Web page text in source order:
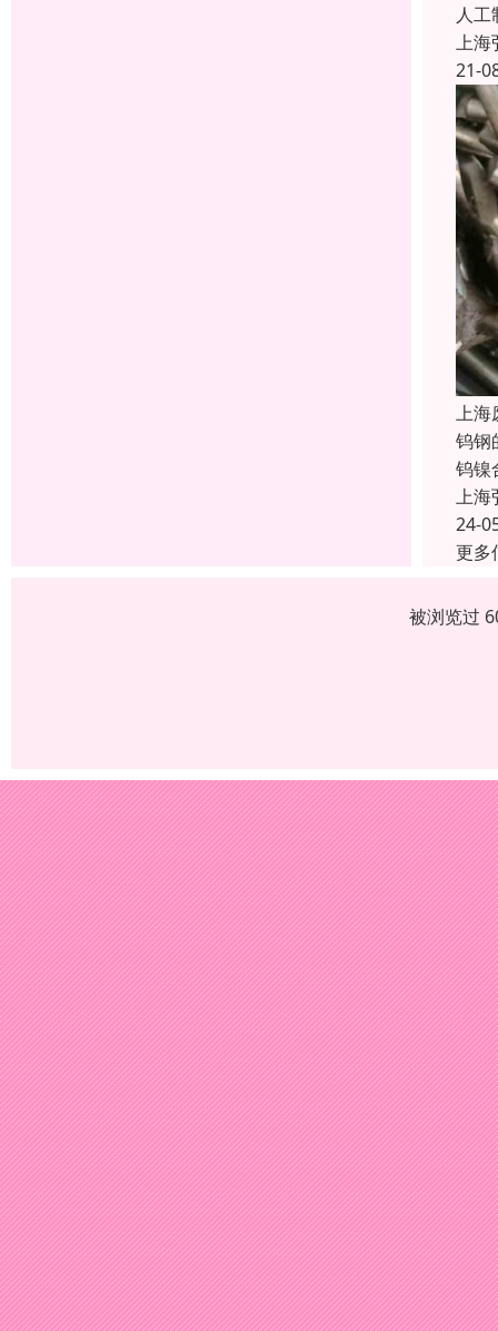
人
上海
21-
上海
钨钢
钨镍
上海
24-
更多
被浏览过